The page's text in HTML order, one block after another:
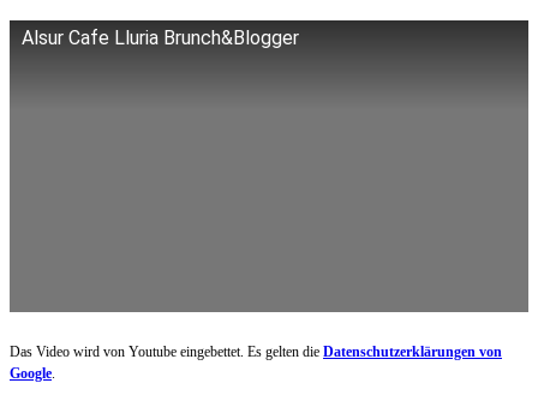
Alsur Cafe Lluria Brunch&Blogger
Das Video wird von Youtube eingebettet. Es gelten die Datenschutzerklärungen von
Google